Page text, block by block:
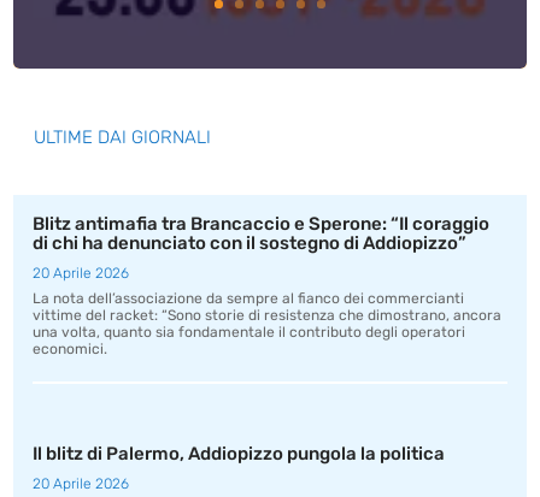
ULTIME DAI GIORNALI
Blitz antimafia tra Brancaccio e Sperone: “Il coraggio
di chi ha denunciato con il sostegno di Addiopizzo”
20 Aprile 2026
La nota dell’associazione da sempre al fianco dei commercianti
vittime del racket: “Sono storie di resistenza che dimostrano, ancora
una volta, quanto sia fondamentale il contributo degli operatori
economici.
Il blitz di Palermo, Addiopizzo pungola la politica
20 Aprile 2026